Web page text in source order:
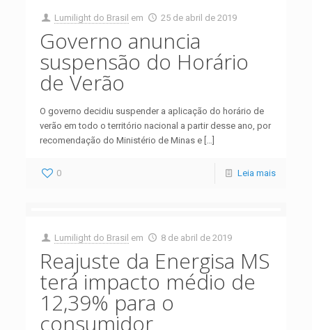
Lumilight do Brasil em 25 de abril de 2019
Governo anuncia
suspensão do Horário
de Verão
O governo decidiu suspender a aplicação do horário de
verão em todo o território nacional a partir desse ano, por
recomendação do Ministério de Minas e […]
0 Leia mais
Lumilight do Brasil em 8 de abril de 2019
Reajuste da Energisa MS
terá impacto médio de
12,39% para o
consumidor